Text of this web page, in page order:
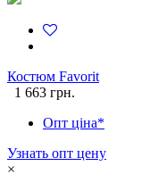
Костюм Favorit
1 663 грн.
Опт ціна*
Узнать опт цену
×